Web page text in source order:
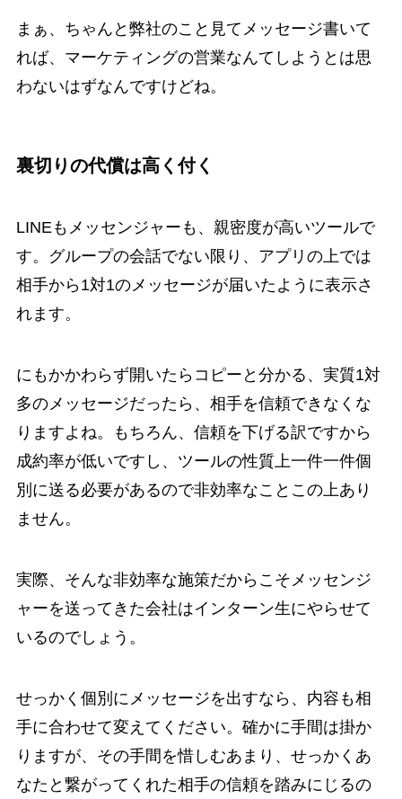
まぁ、ちゃんと弊社のこと見てメッセージ書いて
れば、マーケティングの営業なんてしようとは思
わないはずなんですけどね。
裏切りの代償は高く付く
LINEもメッセンジャーも、親密度が高いツールで
す。グループの会話でない限り、アプリの上では
相手から1対1のメッセージが届いたように表示さ
れます。
にもかかわらず開いたらコピーと分かる、実質1対
多のメッセージだったら、相手を信頼できなくな
りますよね。もちろん、信頼を下げる訳ですから
成約率が低いですし、ツールの性質上一件一件個
別に送る必要があるので非効率なことこの上あり
ません。
実際、そんな非効率な施策だからこそメッセンジ
ャーを送ってきた会社はインターン生にやらせて
いるのでしょう。
せっかく個別にメッセージを出すなら、内容も相
手に合わせて変えてください。確かに手間は掛か
りますが、その手間を惜しむあまり、せっかくあ
なたと繋がってくれた相手の信頼を踏みにじるの